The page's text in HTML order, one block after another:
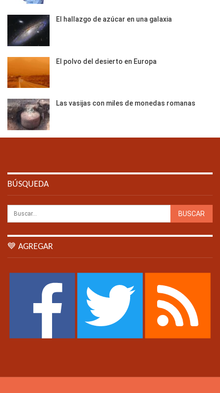
El hallazgo de azúcar en una galaxia
El polvo del desierto en Europa
Las vasijas con miles de monedas romanas
BÚSQUEDA
💙 AGREGAR